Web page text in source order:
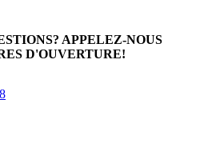
APPELEZ-NOUS
D'OUVERTURE!